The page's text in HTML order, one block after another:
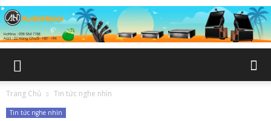
Trang Chủ Tin tức nghe nhìn
Tin tức nghe nhìn